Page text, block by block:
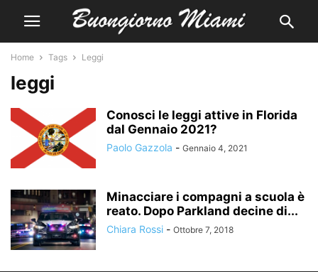
Home Tags Leggi
leggi
Conosci le leggi attive in Florida
dal Gennaio 2021?
Paolo Gazzola - Gennaio 4, 2021
Minacciare i compagni a scuola è
reato. Dopo Parkland decine di...
Chiara Rossi - Ottobre 7, 2018